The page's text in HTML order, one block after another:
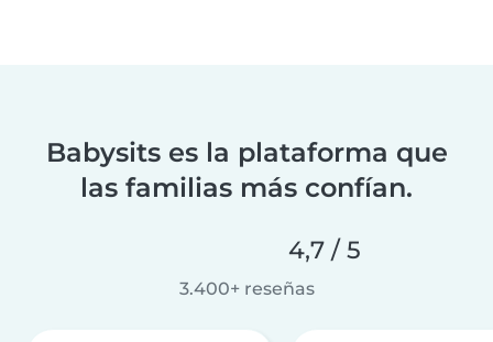
Babysits es la plataforma que
las familias más confían.
4,7 / 5
3.400+ reseñas